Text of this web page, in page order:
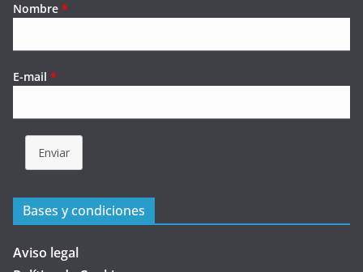
Nombre *
E-mail *
Enviar
Bases y condiciones
Aviso legal